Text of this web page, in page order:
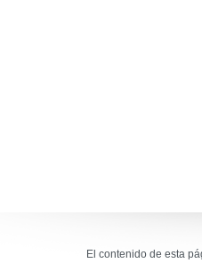
El contenido de esta